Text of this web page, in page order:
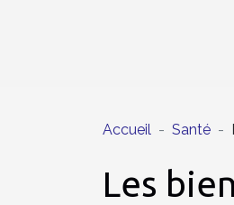
Accueil Santé
Les